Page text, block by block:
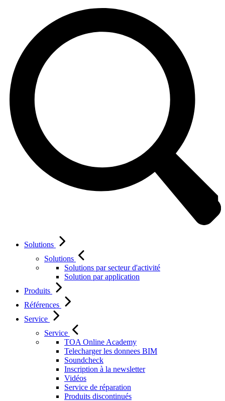
Solutions
Solutions
Solutions par secteur d'activité
Solution par application
Produits
Références
Service
Service
TOA Online Academy
Telecharger les donnees BIM
Soundcheck
Inscription à la newsletter
Vidéos
Service de réparation
Produits discontinués